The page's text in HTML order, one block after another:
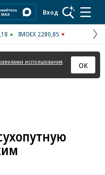
Вход
IMOEX 2280,85
использования
ОК